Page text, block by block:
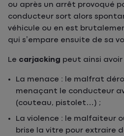
ou après un arrêt provoqué
conducteur sort alors
véhicule ou en est
qui s’empare ensuite de sa
Le carjacking peut ainsi avoir
La menace : le malfrat
menaçant le conducteur
(couteau, pistolet…) ;
La violence : le malfaiteur
brise la vitre pour extraire